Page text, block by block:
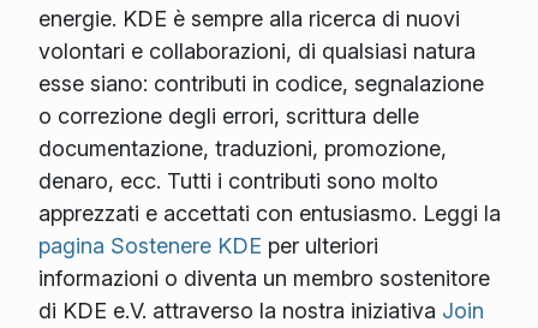
energie. KDE è sempre alla ricerca di nuovi
volontari e collaborazioni, di qualsiasi natura
esse siano: contributi in codice, segnalazione
o correzione degli errori, scrittura delle
documentazione, traduzioni, promozione,
denaro, ecc. Tutti i contributi sono molto
apprezzati e accettati con entusiasmo. Leggi la
pagina Sostenere KDE per ulteriori
informazioni o diventa un membro sostenitore
di KDE e.V. attraverso la nostra iniziativa Join